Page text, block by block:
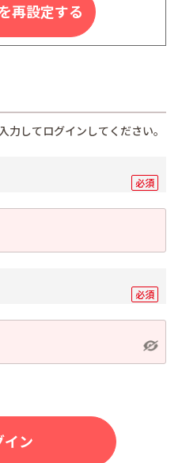
再設定する
力してログインしてください。